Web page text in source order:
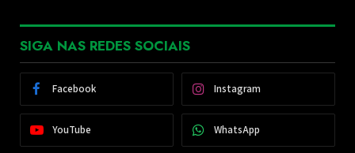
SIGA NAS REDES SOCIAIS
Facebook Instagram
YouTube WhatsApp